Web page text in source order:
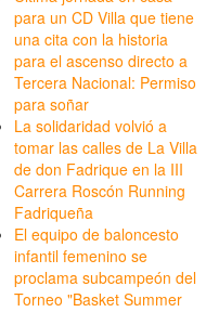
para un CD Villa que tiene
una cita con la historia
para el ascenso directo a
Tercera Nacional: Permiso
para soñar
La solidaridad volvió a
tomar las calles de La Villa
de don Fadrique en la III
Carrera Roscón Running
Fadriqueña
El equipo de baloncesto
infantil femenino se
proclama subcampeón del
Torneo "Basket Summer